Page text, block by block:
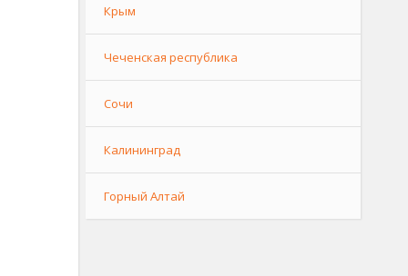
Крым
Чеченская республика
Сочи
Калининград
Горный Алтай